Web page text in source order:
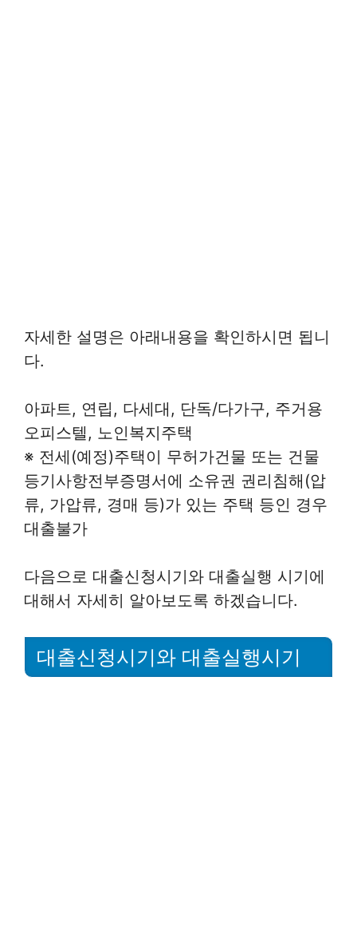
자세한 설명은 아래내용을 확인하시면 됩니
다.
아파트, 연립, 다세대, 단독/다가구, 주거용
오피스텔, 노인복지주택
※ 전세(예정)주택이 무허가건물 또는 건물
등기사항전부증명서에 소유권 권리침해(압
류, 가압류, 경매 등)가 있는 주택 등인 경우
대출불가
다음으로 대출신청시기와 대출실행 시기에
대해서 자세히 알아보도록 하겠습니다.
대출신청시기와 대출실행시기